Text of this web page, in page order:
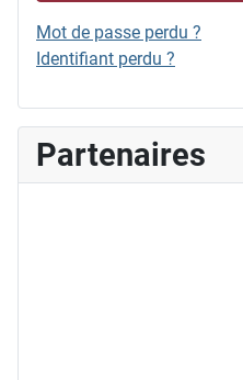
Mot de passe perdu ?
Identifiant perdu ?
Partenaires